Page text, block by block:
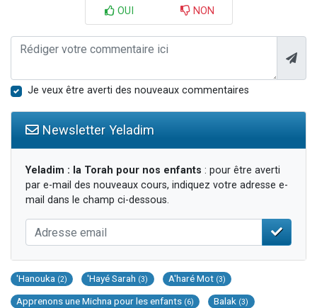
OUI NON
Je veux être averti des nouveaux commentaires
Newsletter Yeladim
Yeladim : la Torah pour nos enfants : pour être averti
par e-mail des nouveaux cours, indiquez votre adresse e-
mail dans le champ ci-dessous.
'Hanouka (2) 'Hayé Sarah (3) A'haré Mot (3)
Apprenons une Michna pour les enfants (6) Balak (3)